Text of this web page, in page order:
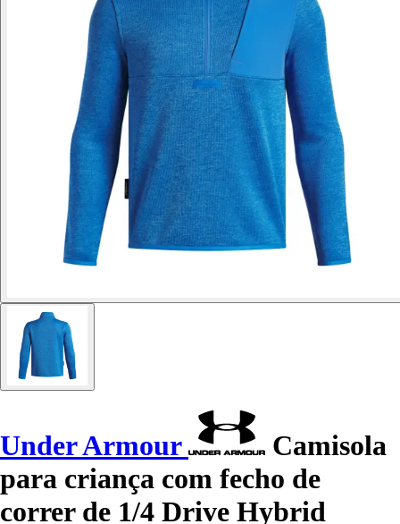
Under Armour
Camisola
para criança com fecho de
correr de 1/4 Drive Hybrid